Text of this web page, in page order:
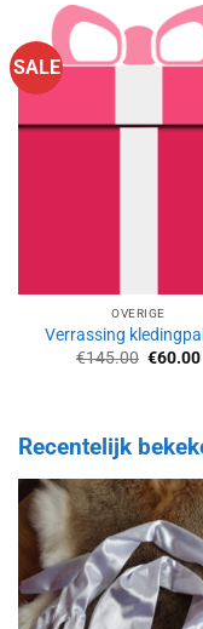
SALE
OVERIGE
Verrassing
€145.00 €60.00
Recentelijk